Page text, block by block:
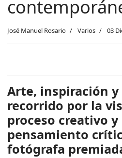
José Manuel Rosario Varios 03
Arte, inspiración y
recorrido por la
proceso creativo y
pensamiento
fotógrafa